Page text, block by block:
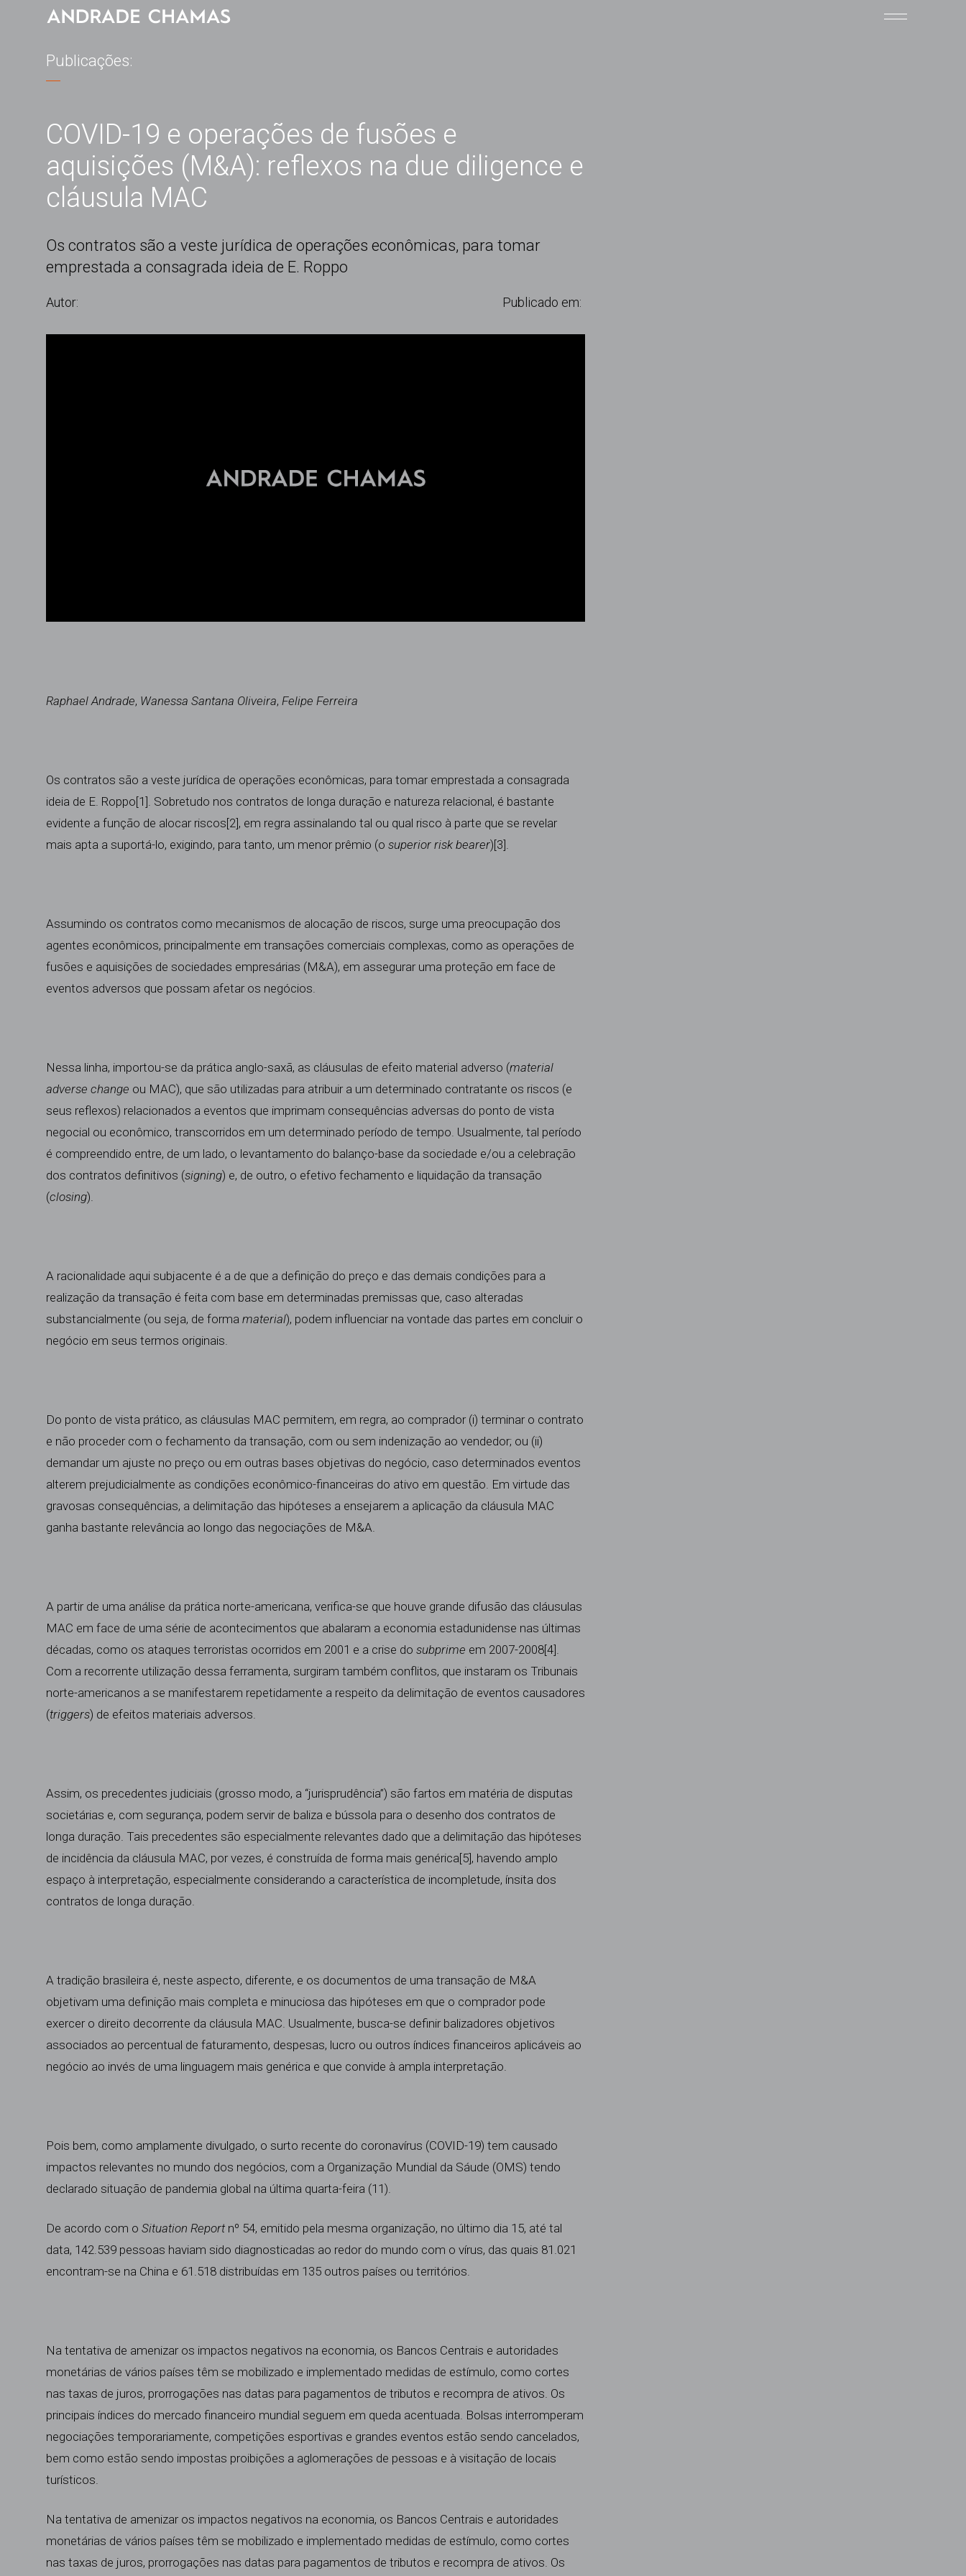
Publicações:
COVID-19 e operações de fusões e
aquisições (M&A): reflexos na due diligence e
cláusula MAC
Os contratos são a veste jurídica de operações econômicas, para tomar
emprestada a consagrada ideia de E. Roppo
Autor: Publicado em:
Raphael Andrade, Wanessa Santana Oliveira, Felipe Ferreira
Os contratos são a veste jurídica de operações econômicas, para tomar emprestada a consagrada
ideia de E. Roppo[1]. Sobretudo nos contratos de longa duração e natureza relacional, é bastante
evidente a função de alocar riscos[2], em regra assinalando tal ou qual risco à parte que se revelar
mais apta a suportá-lo, exigindo, para tanto, um menor prêmio (o superior risk bearer)[3].
Assumindo os contratos como mecanismos de alocação de riscos, surge uma preocupação dos
agentes econômicos, principalmente em transações comerciais complexas, como as operações de
fusões e aquisições de sociedades empresárias (M&A), em assegurar uma proteção em face de
eventos adversos que possam afetar os negócios.
Nessa linha, importou-se da prática anglo-saxã, as cláusulas de efeito material adverso (material
adverse change ou MAC), que são utilizadas para atribuir a um determinado contratante os riscos (e
seus reflexos) relacionados a eventos que imprimam consequências adversas do ponto de vista
negocial ou econômico, transcorridos em um determinado período de tempo. Usualmente, tal período
é compreendido entre, de um lado, o levantamento do balanço-base da sociedade e/ou a celebração
dos contratos definitivos (signing) e, de outro, o efetivo fechamento e liquidação da transação
(closing).
A racionalidade aqui subjacente é a de que a definição do preço e das demais condições para a
realização da transação é feita com base em determinadas premissas que, caso alteradas
substancialmente (ou seja, de forma material), podem influenciar na vontade das partes em concluir o
negócio em seus termos originais.
Do ponto de vista prático, as cláusulas MAC permitem, em regra, ao comprador (i) terminar o contrato
e não proceder com o fechamento da transação, com ou sem indenização ao vendedor; ou (ii)
demandar um ajuste no preço ou em outras bases objetivas do negócio, caso determinados eventos
alterem prejudicialmente as condições econômico-financeiras do ativo em questão. Em virtude das
gravosas consequências, a delimitação das hipóteses a ensejarem a aplicação da cláusula MAC
ganha bastante relevância ao longo das negociações de M&A.
A partir de uma análise da prática norte-americana, verifica-se que houve grande difusão das cláusulas
MAC em face de uma série de acontecimentos que abalaram a economia estadunidense nas últimas
décadas, como os ataques terroristas ocorridos em 2001 e a crise do subprime em 2007-2008[4].
Com a recorrente utilização dessa ferramenta, surgiram também conflitos, que instaram os Tribunais
norte-americanos a se manifestarem repetidamente a respeito da delimitação de eventos causadores
(triggers) de efeitos materiais adversos.
Assim, os precedentes judiciais (grosso modo, a “jurisprudência”) são fartos em matéria de disputas
societárias e, com segurança, podem servir de baliza e bússola para o desenho dos contratos de
longa duração. Tais precedentes são especialmente relevantes dado que a delimitação das hipóteses
de incidência da cláusula MAC, por vezes, é construída de forma mais genérica[5], havendo amplo
espaço à interpretação, especialmente considerando a característica de incompletude, ínsita dos
contratos de longa duração.
A tradição brasileira é, neste aspecto, diferente, e os documentos de uma transação de M&A
objetivam uma definição mais completa e minuciosa das hipóteses em que o comprador pode
exercer o direito decorrente da cláusula MAC. Usualmente, busca-se definir balizadores objetivos
associados ao percentual de faturamento, despesas, lucro ou outros índices financeiros aplicáveis ao
negócio ao invés de uma linguagem mais genérica e que convide à ampla interpretação.
Pois bem, como amplamente divulgado, o surto recente do coronavírus (COVID-19) tem causado
impactos relevantes no mundo dos negócios, com a Organização Mundial da Sáude (OMS) tendo
declarado situação de pandemia global na última quarta-feira (11).
De acordo com o Situation Report nº 54, emitido pela mesma organização, no último dia 15, até tal
data, 142.539 pessoas haviam sido diagnosticadas ao redor do mundo com o vírus, das quais 81.021
encontram-se na China e 61.518 distribuídas em 135 outros países ou territórios.
Na tentativa de amenizar os impactos negativos na economia, os Bancos Centrais e autoridades
monetárias de vários países têm se mobilizado e implementado medidas de estímulo, como cortes
nas taxas de juros, prorrogações nas datas para pagamentos de tributos e recompra de ativos. Os
principais índices do mercado financeiro mundial seguem em queda acentuada. Bolsas interromperam
negociações temporariamente, competições esportivas e grandes eventos estão sendo cancelados,
bem como estão sendo impostas proibições a aglomerações de pessoas e à visitação de locais
turísticos.
Na tentativa de amenizar os impactos negativos na economia, os Bancos Centrais e autoridades
monetárias de vários países têm se mobilizado e implementado medidas de estímulo, como cortes
nas taxas de juros, prorrogações nas datas para pagamentos de tributos e recompra de ativos. Os